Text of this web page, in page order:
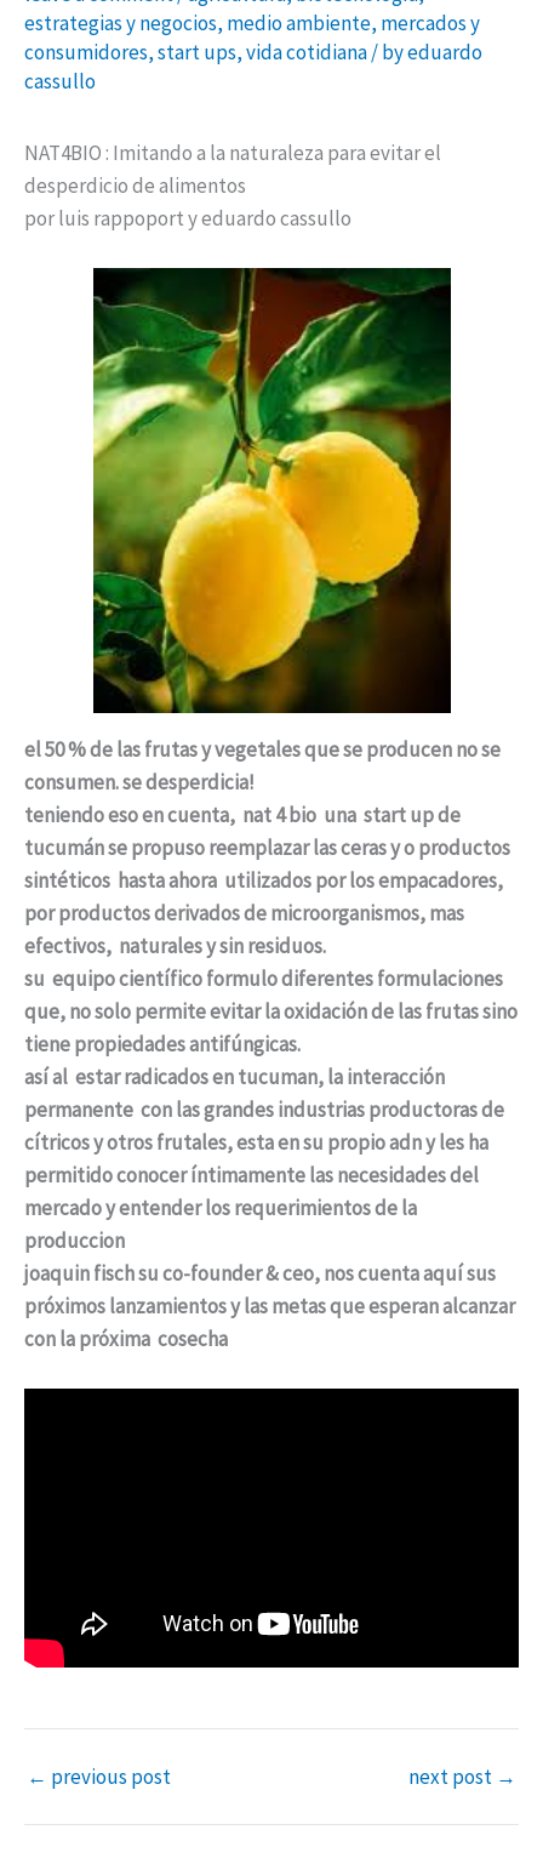
estrategias y negocios, medio ambiente, mercados y
consumidores,start ups,vida cotidiana/ byeduardo
cassullo
NAT4BIO : Imitando a la naturaleza para evitar el
desperdicio de alimentos
por luis rappoport y eduardo cassullo
el 50 % de las frutas y vegetales que se producen no se
consumen. se desperdicia!
teniendo eso en cuenta, nat 4 bio una start up de
tucumán se propuso reemplazar las ceras y o productos
sintéticos hasta ahora utilizados por los empacadores,
por productos derivados de microorganismos, mas
efectivos, naturales y sin residuos.
su equipo científico formulo diferentes formulaciones
que, no solo permite evitar la oxidación de las frutas sino
tiene propiedades antifúngicas.
así al estar radicados en tucuman, la interacción
permanente con las grandes industrias productoras de
cítricos y otros frutales, esta en su propio adn y les ha
permitido conocer íntimamente las necesidades del
mercado y entender los requerimientos de la
produccion
joaquin fisch su co-founder & ceo, nos cuenta aquí sus
próximos lanzamientos y las metas que esperan alcanzar
con la próxima cosecha
← previous post next post →